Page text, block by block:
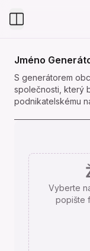
Toggle Menu
Jméno
S generátorem
společnosti, který
podnikatelskému
Vyberte
popište